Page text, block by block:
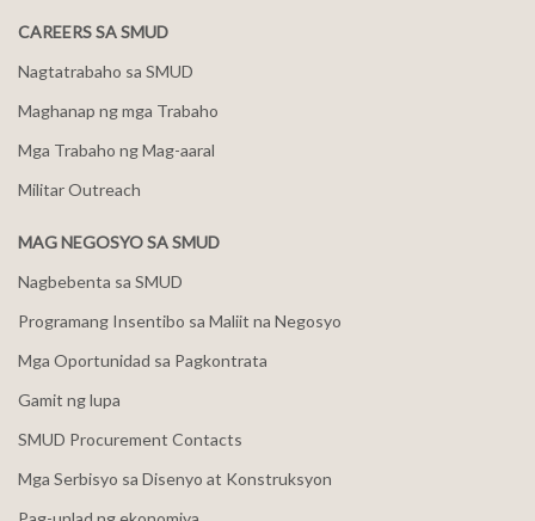
CAREERS SA SMUD
Nagtatrabaho sa SMUD
Maghanap ng mga Trabaho
Mga Trabaho ng Mag-aaral
Militar Outreach
MAG NEGOSYO SA SMUD
Nagbebenta sa SMUD
Programang Insentibo sa Maliit na Negosyo
Mga Oportunidad sa Pagkontrata
Gamit ng lupa
SMUD Procurement Contacts
Mga Serbisyo sa Disenyo at Konstruksyon